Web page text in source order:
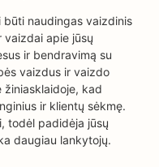
būti naudingas vaizdinis
apie jūsų
ir bendravimą su
vaizdus ir vaizdo
žiniasklaidoje, kad
ir klientų sėkmę.
todėl padidėja jūsų
daugiau lankytojų.